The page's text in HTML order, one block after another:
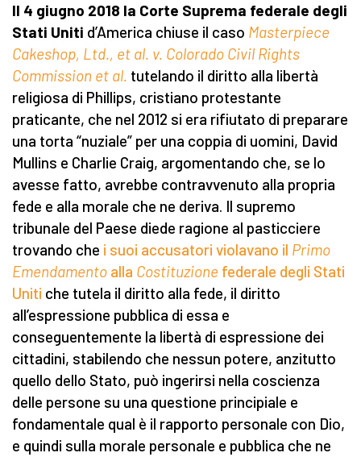
Il 4 giugno 2018 la Corte Suprema federale degli
Stati Uniti d’America chiuse il caso Masterpiece
Cakeshop, Ltd., et al. v. Colorado Civil Rights
Commission et al. tutelando il diritto alla libertà
religiosa di Phillips, cristiano protestante
praticante, che nel 2012 si era rifiutato di preparare
una torta “nuziale” per una coppia di uomini, David
Mullins e Charlie Craig, argomentando che, se lo
avesse fatto, avrebbe contravvenuto alla propria
fede e alla morale che ne deriva. Il supremo
tribunale del Paese diede ragione al pasticciere
trovando che i suoi accusatori violavano il Primo
Emendamento alla Costituzione federale degli Stati
Uniti che tutela il diritto alla fede, il diritto
all’espressione pubblica di essa e
conseguentemente la libertà di espressione dei
cittadini, stabilendo che nessun potere, anzitutto
quello dello Stato, può ingerirsi nella coscienza
delle persone su una questione principiale e
fondamentale qual è il rapporto personale con Dio,
e quindi sulla morale personale e pubblica che ne